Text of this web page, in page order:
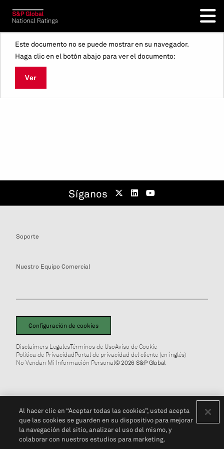
Este documento no se puede mostrar en su navegador.
Haga clic en el botón abajo para ver el documento:
Ver
Síganos
Soporte
Nuestro Equipo Comercial
Configuración de cookies
Disclaimers LegalesTérminos de UsoAviso de Cookie
Política de PrivacidadPortal de privacidad del cliente (en inglés)
No Vendan Mi Información Personal© 2026 S&P Global
Al hacer clic en “Aceptar todas las cookies”, usted acepta
que las cookies se guarden en su dispositivo para mejorar
la navegación del sitio, analizar el uso del mismo, y
colaborar con nuestros estudios para marketing.